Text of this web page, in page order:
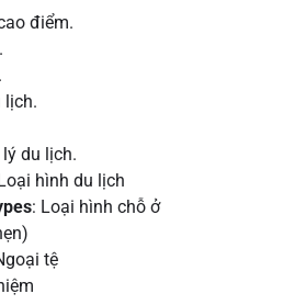
điểm.
lịch.
du lịch.
hình du lịch
: Loại hình chỗ ở
tệ